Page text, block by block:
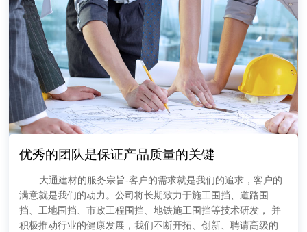
优秀的团队是保证产品质量的关键
大通建材的服务宗旨-客户的需求就是我们的追求，客户的
满意就是我们的动力。公司将长期致力于施工围挡、道路围
挡、工地围挡、市政工程围挡、地铁施工围挡等技术研发， 并
积极推动行业的健康发展，我们不断开拓、创新、聘请高级的